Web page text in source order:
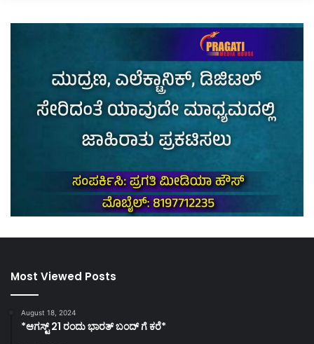
Most Viewed Posts
August 18, 2024
*ಆಗಸ್ಟ್ 21 ರಂದು ಭಾರತ್‌ ಬಂದ್‌ ಗೆ ಕರೆ*